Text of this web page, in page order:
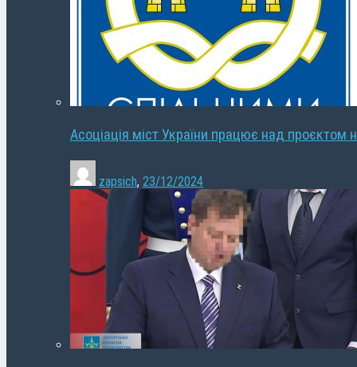
Асоціація міст України працює над проєктом
zapsich, 23/12/2024